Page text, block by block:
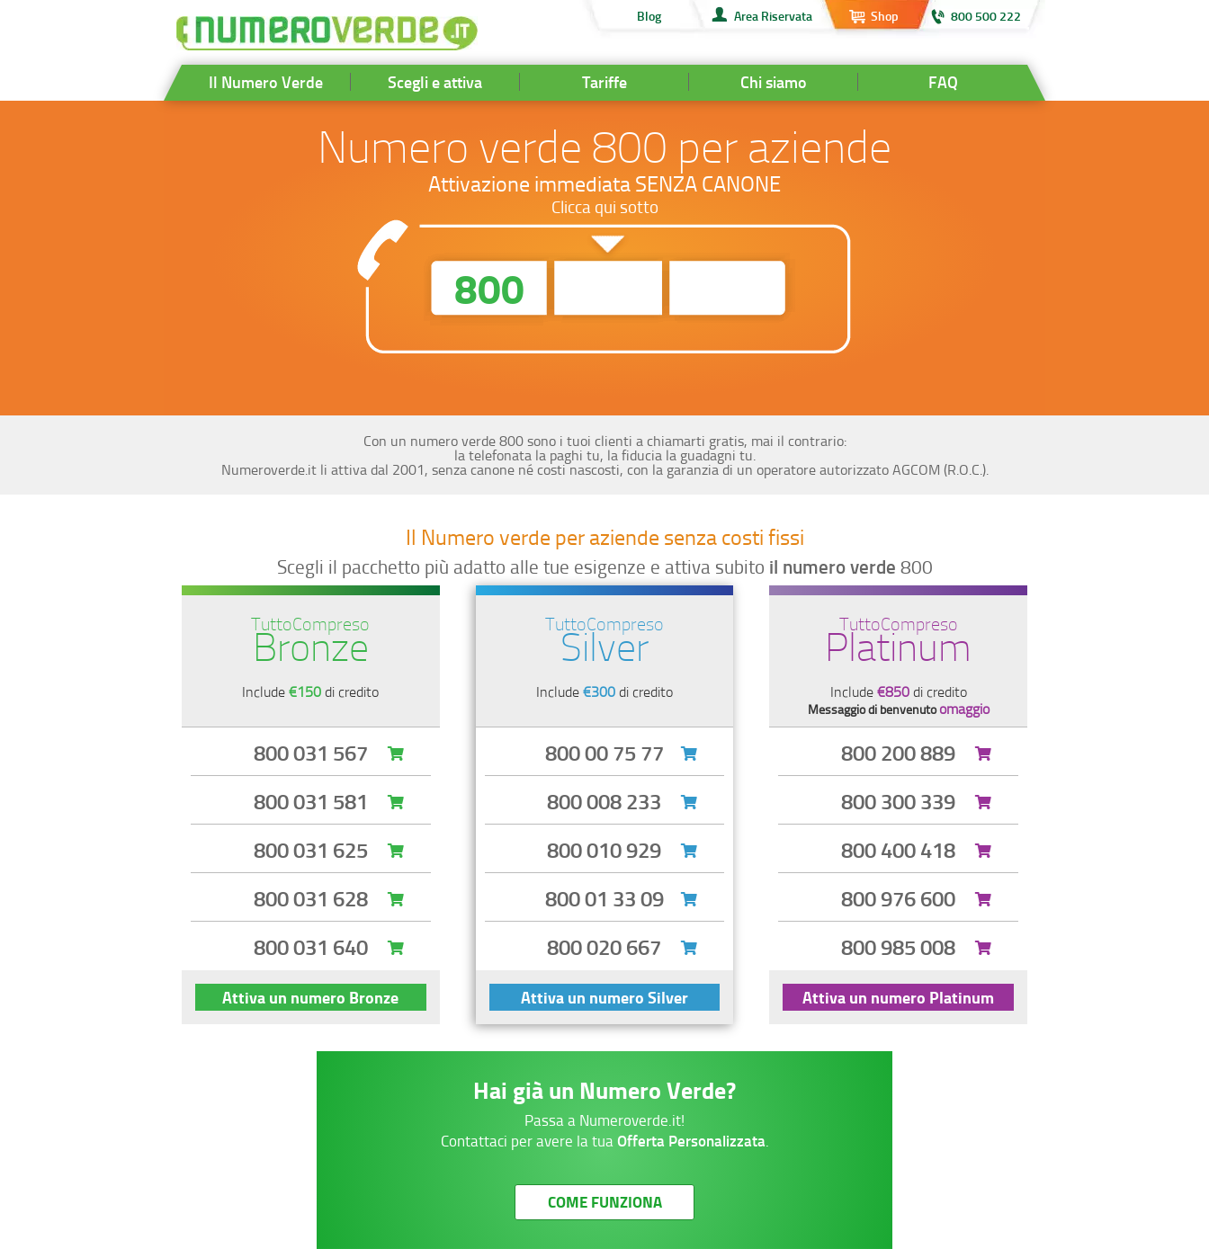
Blog Area Riservata Shop 800 500 222
Il Numero Verde Scegli e attiva Tariffe Chi siamo FAQ
Numero verde 800 per aziende
Attivazione immediata SENZA CANONE
Clicca qui sotto
800
Con un numero verde 800 sono i tuoi clienti a chiamarti gratis, mai il contrario:
la telefonata la paghi tu, la fiducia la guadagni tu.
Numeroverde.it li attiva dal 2001, senza canone né costi nascosti, con la garanzia di un operatore autorizzato AGCOM (R.O.C.).
Il Numero verde per aziende senza costi fissi
Scegli il pacchetto più adatto alle tue esigenze e attiva subito il numero verde 800
TuttoCompreso
Bronze
Include€150di credito
800 031 567
800 031 581
800 031 625
800 031 628
800 031 640
Attiva un numero Bronze
TuttoCompreso
Silver
Include€300di credito
800 00 75 77
800 008 233
800 010 929
800 01 33 09
800 020 667
Attiva un numero Silver
TuttoCompreso
Platinum
Include€850di credito
Messaggio di benvenutoomaggio
800 200 889
800 300 339
800 400 418
800 976 600
800 985 008
Attiva un numero Platinum
Hai già un Numero Verde?
Passa a Numeroverde.it!
Contattaci per avere la tuaOfferta Personalizzata.
COME FUNZIONA